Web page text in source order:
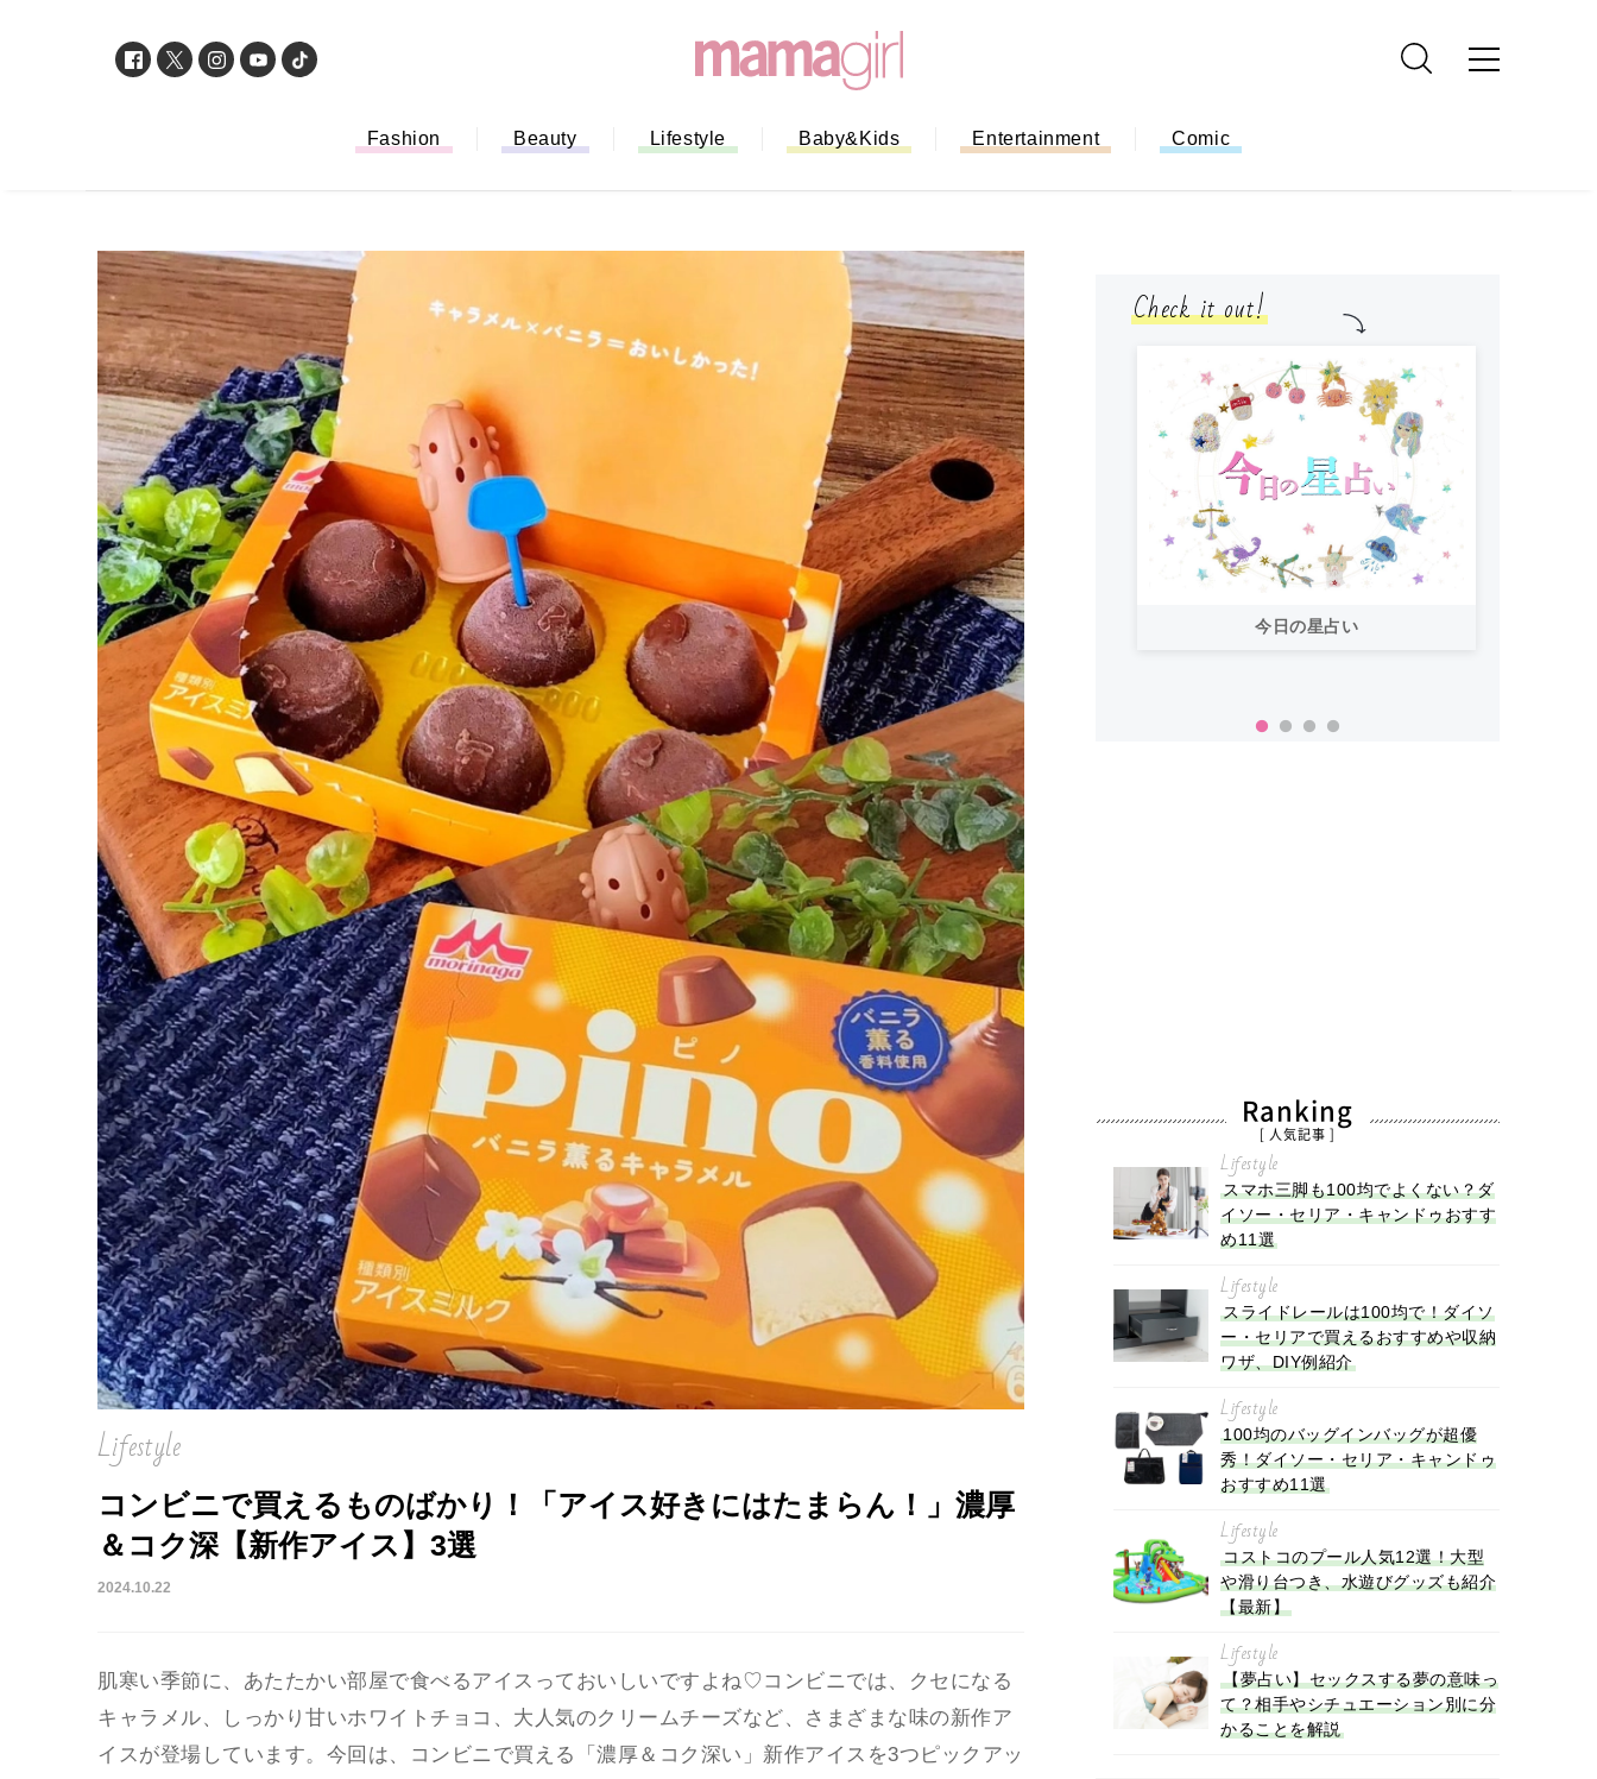
Fashion Beauty Lifestyle Baby&Kids Entertainment Comic
Lifestyle
コンビニで買えるものばかり！「アイス好きにはたまらん！」濃厚
＆コク深【新作アイス】3選
2024.10.22
肌寒い季節に、あたたかい部屋で食べるアイスっておいしいですよね♡コンビニでは、クセになる
キャラメル、しっかり甘いホワイトチョコ、大人気のクリームチーズなど、さまざまな味の新作ア
イスが登場しています。今回は、コンビニで買える「濃厚＆コク深い」新作アイスを3つピックアッ
Check it out!
「もう行列に並ばない！」ミスドのモ
バイルオーダー完全ガイド｜支払い方
法から受け取り方までネットオーダー
を徹底解説
今日の星占い
Ranking
[ 人気記事 ]
Lifestyle
スマホ三脚も100均でよくない？ダ
イソー・セリア・キャンドゥおすす
め11選
Lifestyle
スライドレールは100均で！ダイソ
ー・セリアで買えるおすすめや収納
ワザ、DIY例紹介
Lifestyle
100均のバッグインバッグが超優
秀！ダイソー・セリア・キャンドゥ
おすすめ11選
Lifestyle
コストコのプール人気12選！大型
や滑り台つき、水遊びグッズも紹介
【最新】
Lifestyle
【夢占い】セックスする夢の意味っ
て？相手やシチュエーション別に分
かることを解説